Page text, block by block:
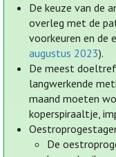
De keuze van de
overleg met de
voorkeuren en de
augustus 2023).
De meest
langwerkende
maand moeten
koperspiraaltje,
De